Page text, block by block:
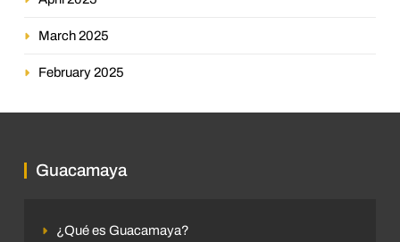
March 2025
February 2025
Guacamaya
¿Qué es Guacamaya?